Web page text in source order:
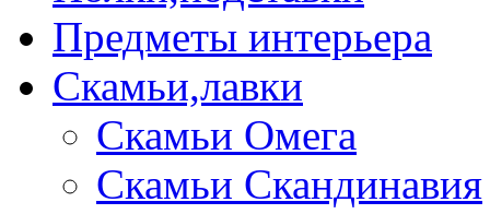
Предметы интерьера
Скамьи,лавки
Скамьи Омега
Скамьи Скандинавия